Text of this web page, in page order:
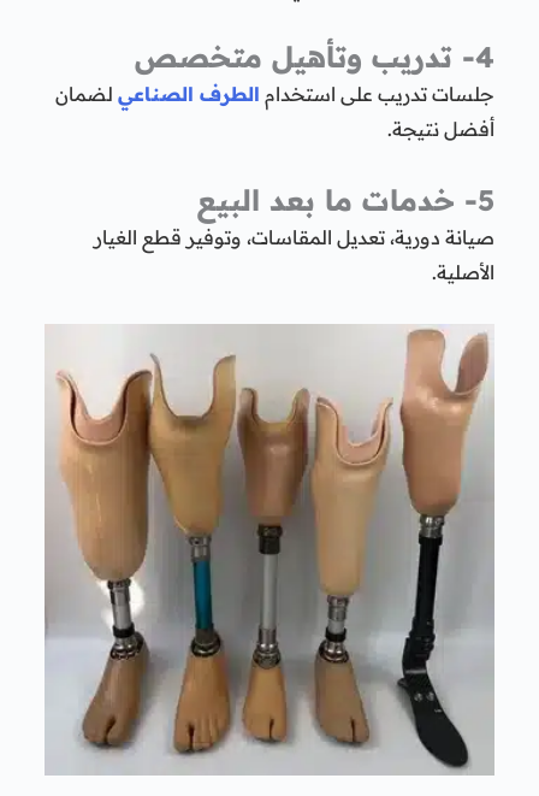
4- تدريب وتأهيل متخصص
جلسات تدريب على استخدام الطرف الصناعيلضمان
أفضل نتيجة.
5- خدمات ما بعد البيع
صيانة دورية، تعديل المقاسات، وتوفير قطع الغيار
الأصلية.